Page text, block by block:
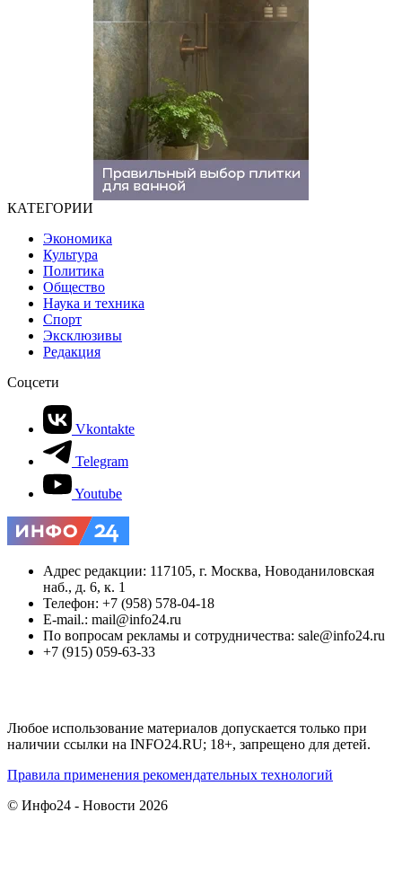
КАТЕГОРИИ
Экономика
Культура
Политика
Общество
Наука и техника
Спорт
Эксклюзивы
Редакция
Соцсети
Vkontakte
Telegram
Youtube
Адрес редакции: 117105, г. Москва, Новоданиловская
наб., д. 6, к. 1
Телефон: +7 (958) 578-04-18
E-mail.: mail@info24.ru
По вопросам рекламы и сотрудничества: sale@info24.ru
+7 (915) 059-63-33
Любое использование материалов допускается только при
наличии ссылки на INFO24.RU; 18+, запрещено для детей.
Правила применения рекомендательных технологий
© Инфо24 - Новости 2026